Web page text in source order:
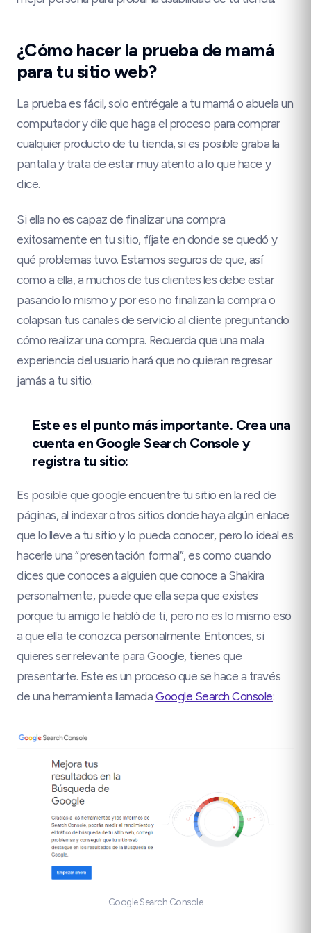
¿Cómo hacer la prueba de mamá
para tu sitio web?
La prueba es fácil, solo entrégale a tu mamá o abuela un
computador y dile que haga el proceso para comprar
cualquier producto de tu tienda, si es posible graba la
pantalla y trata de estar muy atento a lo que hace y
dice.
Si ella no es capaz de finalizar una compra
exitosamente en tu sitio, fíjate en donde se quedó y
qué problemas tuvo. Estamos seguros de que, así
como a ella, a muchos de tus clientes les debe estar
pasando lo mismo y por eso no finalizan la compra o
colapsan tus canales de servicio al cliente preguntando
cómo realizar una compra. Recuerda que una mala
experiencia del usuario hará que no quieran regresar
jamás a tu sitio.
Este es el punto más importante. Crea una
cuenta en Google Search Console y
registra tu sitio:
Es posible que google encuentre tu sitio en la red de
páginas, al indexar otros sitios donde haya algún enlace
que lo lleve a tu sitio y lo pueda conocer, pero lo ideal es
hacerle una “presentación formal”, es como cuando
dices que conoces a alguien que conoce a Shakira
personalmente, puede que ella sepa que existes
porque tu amigo le habló de ti, pero no es lo mismo eso
a que ella te conozca personalmente. Entonces, si
quieres ser relevante para Google, tienes que
presentarte. Este es un proceso que se hace a través
de una herramienta llamadaGoogle Search Console:
Google Search Console